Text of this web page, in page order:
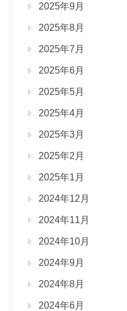
2025年9月
2025年8月
2025年7月
2025年6月
2025年5月
2025年4月
2025年3月
2025年2月
2025年1月
2024年12月
2024年11月
2024年10月
2024年9月
2024年8月
2024年6月